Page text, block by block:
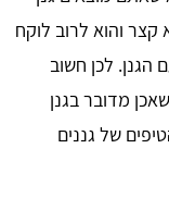
והוא לרוב לוקח
לכן חשוב
מדובר בגנן
של גננים